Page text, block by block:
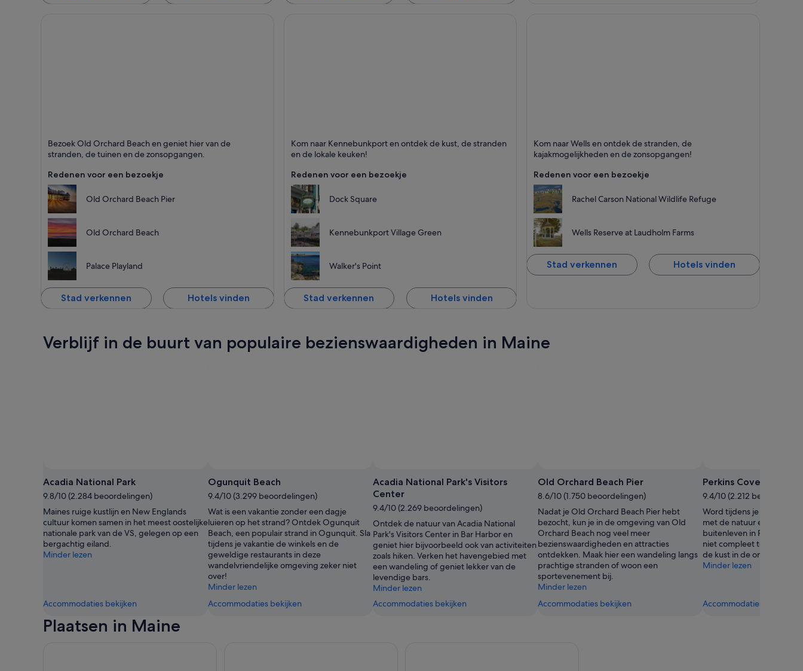
Staat bekend om
Stranden, Tuinen en
Zee
Bezoek Old Orchard Beach en geniet hier van de
stranden, de tuinen en de zonsopgangen.
Redenen voor een bezoekje
Old Orchard Beach Pier
Old Orchard Beach
Palace Playland
Stad verkennen Hotels vinden
Staat bekend om Stranden, Winkelen en Zee
Kom naar Kennebunkport en ontdek de kust, de stranden
en de lokale keuken!
Redenen voor een bezoekje
Dock Square
Kennebunkport Village Green
Walker's Point
Stad verkennen Hotels vinden
Staat bekend om Stranden, Zee en Kajakken
Kom naar Wells en ontdek de stranden, de
kajakmogelijkheden en de zonsopgangen!
Redenen voor een bezoekje
Rachel Carson National Wildlife Refuge
Wells Reserve at Laudholm Farms
Stad verkennen Hotels vinden
Verblijf in de buurt van populaire bezienswaardigheden in Maine
Acadia National Park
9.8/10 (2.284 beoordelingen)
Maines ruige kustlijn en New Englands
cultuur komen samen in het meest oostelijke
nationale park van de VS, gelegen op een
bergachtig eiland.
Minder lezen
Accommodaties bekijken
Ogunquit Beach
9.4/10 (3.299 beoordelingen)
Wat is een vakantie zonder een dagje
luieren op het strand? Ontdek Ogunquit
Beach, een populair strand in Ogunquit. Sla
tijdens je vakantie de winkels en de
geweldige restaurants in deze
wandelvriendelijke omgeving zeker niet
over!
Minder lezen
Accommodaties bekijken
Acadia National Park's Visitors
Center
9.4/10 (2.269 beoordelingen)
Ontdek de natuur van Acadia National
Park's Visitors Center in Bar Harbor en
geniet hier bijvoorbeeld ook van activiteiten
zoals hiken. Verken het havengebied met
een wandeling of geniet lekker van de
levendige bars.
Minder lezen
Accommodaties bekijken
Old Orchard Beach Pier
8.6/10 (1.750 beoordelingen)
Nadat je Old Orchard Beach Pier hebt
bezocht, kun je in de omgeving van Old
Orchard Beach nog veel meer
bezienswaardigheden en attracties
ontdekken. Maak hier een wandeling langs
prachtige stranden of woon een
sportevenement bij.
Minder lezen
Accommodaties bekijken
Perkins Cove
9.4/10 (2.212
Word tijdens je vakantie
met de natuur en ontdek
buitenleven in Perkins
niet compleet tot je
de kust in de omgeving
Minder lezen
Accommodaties bekijken
Plaatsen in Maine